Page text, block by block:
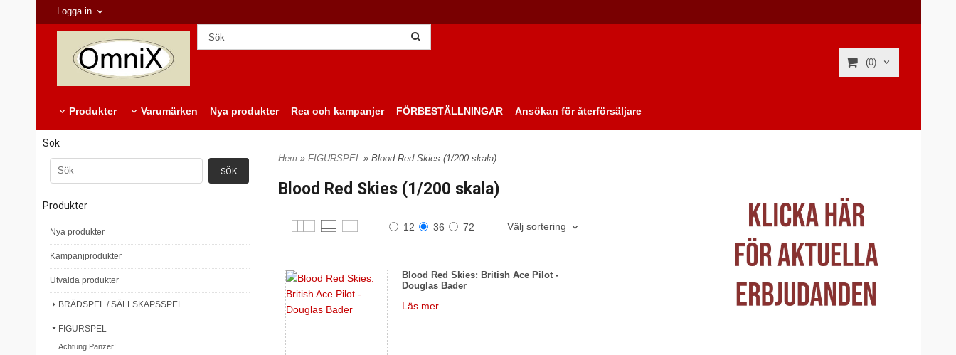
Logga in
(0)
Produkter Varumärken Nya produkter Rea och kampanjer FÖRBESTÄLLNINGAR Ansökan för återförsäljare
Sök
Produkter
Nya produkter
Kampanjprodukter
Utvalda produkter
BRÄDSPEL / SÄLLSKAPSSPEL
FIGURSPEL
Achtung Panzer!
Hem » FIGURSPEL » Blood Red Skies (1/200 skala)
Blood Red Skies (1/200 skala)
12 36 72 Välj sortering
Blood Red Skies: British Ace Pilot -
Douglas Bader
Läs mer